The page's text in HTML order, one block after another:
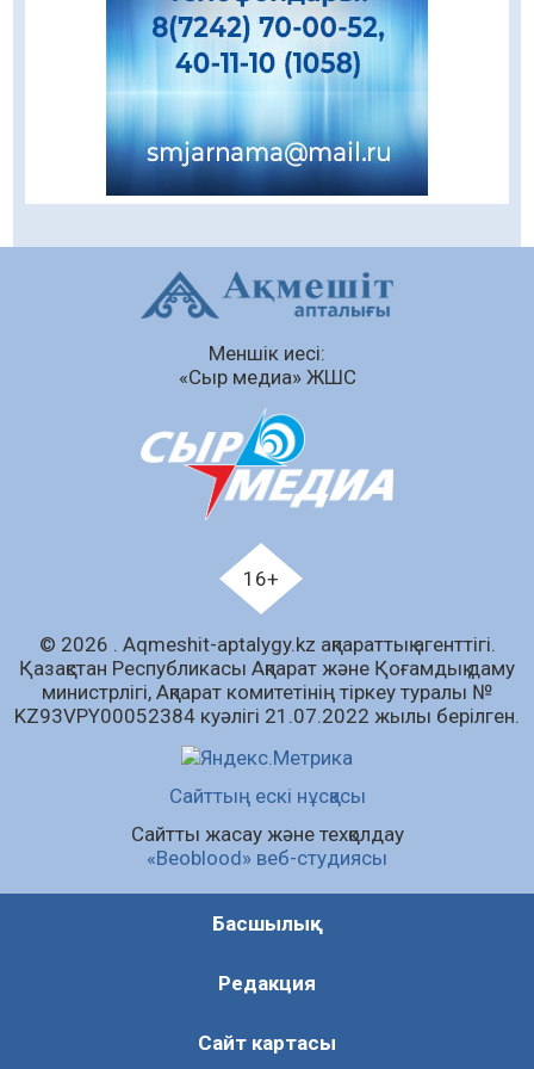
қауіпсіздігін қамтамасыз етті
06.08.2026
Қазақстан Орталық Азиядағы көшуге ең
қолайлы ел атанды
06.08.2026
Жаңақорған ауданында құс фабрикасы
Өрт қауіпсіздігі талаптарын сақтау – әр
Елімізде МӘМС қаражатын негізсіз
төлемдерден қорғаудың жаңа жүйесі
Қазгидромет тамызда кей өңірлерде
құрғақшылық қаупі жоғары екенін болжады
Алғашқы цифрлық жасанды интеллект
құралдарының таныстырылымы өтті
05.08.2026 100 0
«Қайрат» Чемпиондар лигасының іріктеуінде
Барлық жаңалық
Меншік иесі:
«Сыр медиа» ЖШС
16+
© 2026 . Аqmeshit-aptalygy.kz ақпараттық агенттігі.
Қазақстан Республикасы Ақпарат және Қоғамдық даму
министрлігі, Ақпарат комитетінің тіркеу туралы №
KZ93VPY00052384 куәлігі 21.07.2022 жылы берілген.
Сайттың ескі нұсқасы
Сайтты жасау және техқолдау
«Beoblood» веб-студиясы
Басшылық
Редакция
Сайт картасы